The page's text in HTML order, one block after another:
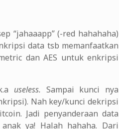
“jahaaapp” (-red hahahaha)
data tsb memanfaatkan
dan AES untuk enkripsi
useless. Sampai kunci nya
Nah key/kunci dekripsi
Jadi penyanderaan data
ya! Halah hahaha. Dari